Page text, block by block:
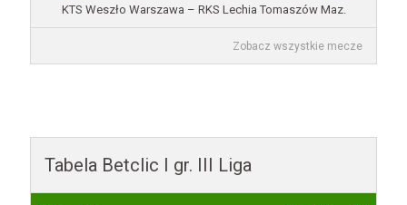
KTS Weszło Warszawa – RKS Lechia Tomaszów Maz.
Zobacz wszystkie mecze
Tabela Betclic I gr. III Liga